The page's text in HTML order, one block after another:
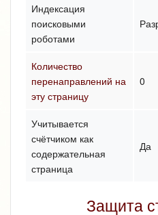
Индексация
поисковыми
роботами
Количество
перенаправлений на
эту страницу
0
Учитывается
счётчиком как
содержательная
страница
Да
Защита